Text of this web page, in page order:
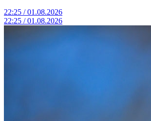
22:25 / 01.08.2026
22:25 / 01.08.2026